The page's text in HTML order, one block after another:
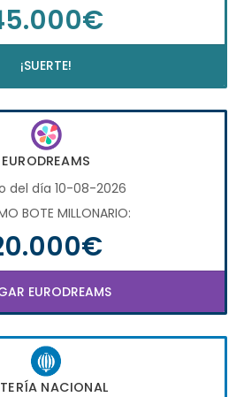
¡SUERTE!
EURODREAMS
del día 10-08-2026
BOTE MILLONARIO:
EURODREAMS
NACIONAL